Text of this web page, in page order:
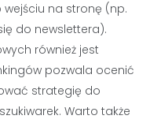
na stronę (np.
do newslettera).
również jest
pozwala ocenić
strategię do
Warto także